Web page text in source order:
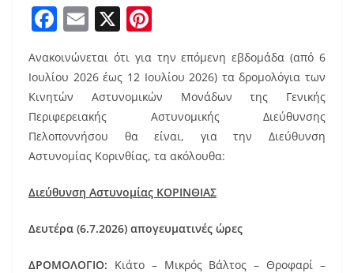
F
a
c
e
b
o
o
k
E
m
ai
l
X
er
e
st
Ανακοινώνεται ότι για την επόμενη εβδομάδα (από 6
Ιουλίου 2026 έως 12 Ιουλίου 2026) τα δρομολόγια των
Κινητών Αστυνομικών Μονάδων της Γενικής
Περιφερειακής Αστυνομικής Διεύθυνσης
Πελοποννήσου θα είναι, για την Διεύθυνση
Αστυνομίας Κορινθίας, τα ακόλουθα:
Διεύθυνση Αστυνομίας ΚΟΡΙΝΘΙΑΣ
Δευτέρα (6.7.2026) απογευματινές ώρες
ΔΡΟΜΟΛΟΓΙΟ: Κιάτο – Μικρός Βάλτος – Θροφαρί –